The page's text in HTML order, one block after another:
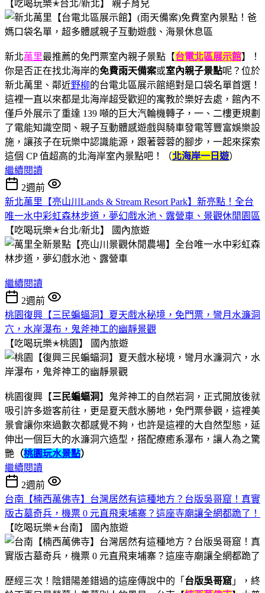
【吃喝玩樂✭台北/新北】 親子育兒
新北萬里最推薦的免門票室內親子景點【台電北區展示館】！
你是否正在找北海岸的免費雨天備案或室內親子景點呢？位於
新北萬里、鄰近野柳的台電北區展示館絕對是口袋名單首選！
這裡一直以來都是北海岸超受歡迎的寓教於樂好去處，館內不
僅戶外展示了重達 139 噸的巨大汽輪機轉子，一、二樓更規劃
了電能知識空間、親子互動體感遊戲與騎車發電等豐富娛樂設
施，讓孩子在玩樂中認識能源，跟著蓉蓉的腳步，一起來探索
這個 CP 值超高的北海岸室內景點吧！（北海岸一日遊）
繼續閱讀
2週前
新北萬里【亮山川Lands & Stream Resort Park】新亮點！全台
唯一水中彩虹森林步道，夢幻戲水池、露營車、景觀休閒園區
【吃喝玩樂✭台北/新北】
國內旅遊
繼續閱讀
2週前
桃園復興【三民蝙蝠洞】夏天戲水秘境，免門票，彎月水濂洞
穴，水岸瀑布，鬼斧神工的幽靜景觀
【吃喝玩樂✭桃園】
國內旅遊
桃園復興【三民蝙蝠洞】鬼斧神工的自然岩洞，正式開放後就
吸引許多遊客前往，更是夏天戲水勝地，免門票參觀，這裡美
景會讓你來過數次都感覺不夠，也許是這裡的大自然型態，延
伸出一個巨大的水濂洞穴造型，搭配療癒系瀑布，讓人為之驚
艷 （桃園玩水景點）
繼續閱讀
2週前
台南【楠西萬佛寺】台灣居然有這種地方？台版吳哥窟！真實
版古墓奇兵，機票 0 元直飛柬埔寨？這座寺廟讓全網都跪了！
【吃喝玩樂✭台南】
國內旅遊
歷經三次！陰錯陽差錯過的這座傳說中的「 台版吳哥窟 」，終